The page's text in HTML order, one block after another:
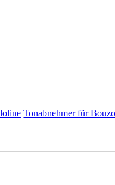
Tonabnehmer für